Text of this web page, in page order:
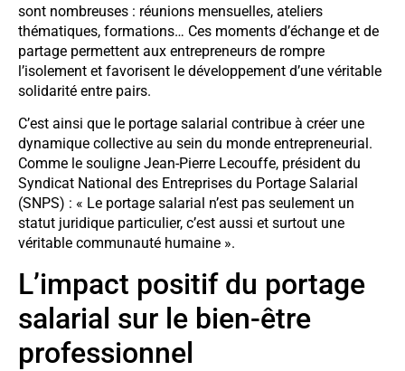
sont nombreuses : réunions mensuelles, ateliers
thématiques, formations… Ces moments d’échange et de
partage permettent aux entrepreneurs de rompre
l’isolement et favorisent le développement d’une véritable
solidarité entre pairs.
C’est ainsi que le portage salarial contribue à créer une
dynamique collective au sein du monde entrepreneurial.
Comme le souligne Jean-Pierre Lecouffe, président du
Syndicat National des Entreprises du Portage Salarial
(SNPS) : « Le portage salarial n’est pas seulement un
statut juridique particulier, c’est aussi et surtout une
véritable communauté humaine ».
L’impact positif du portage
salarial sur le bien-être
professionnel